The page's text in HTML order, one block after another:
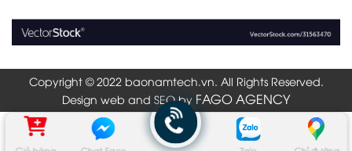
Copyright © 2022 baonamtech.vn. All Rights Reserved.
Design web and SEO by FAGO AGENCY